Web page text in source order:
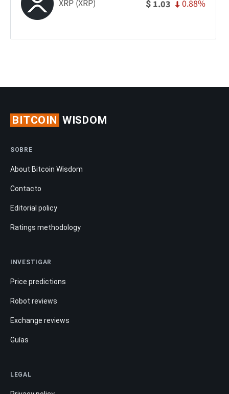
XRP (XRP) $ 1.03 0.88%
BITCOIN WISDOM
SOBRE
About Bitcoin Wisdom
Contacto
Editorial policy
Ratings methodology
INVESTIGAR
Price predictions
Robot reviews
Exchange reviews
Guías
LEGAL